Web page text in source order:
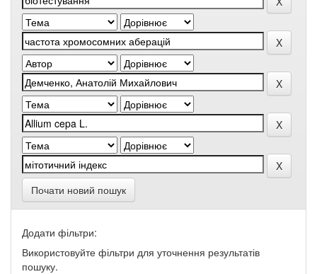
Почати новий пошук
Додати фільтри:
Використовуйте фільтри для уточнення результатів
пошуку.